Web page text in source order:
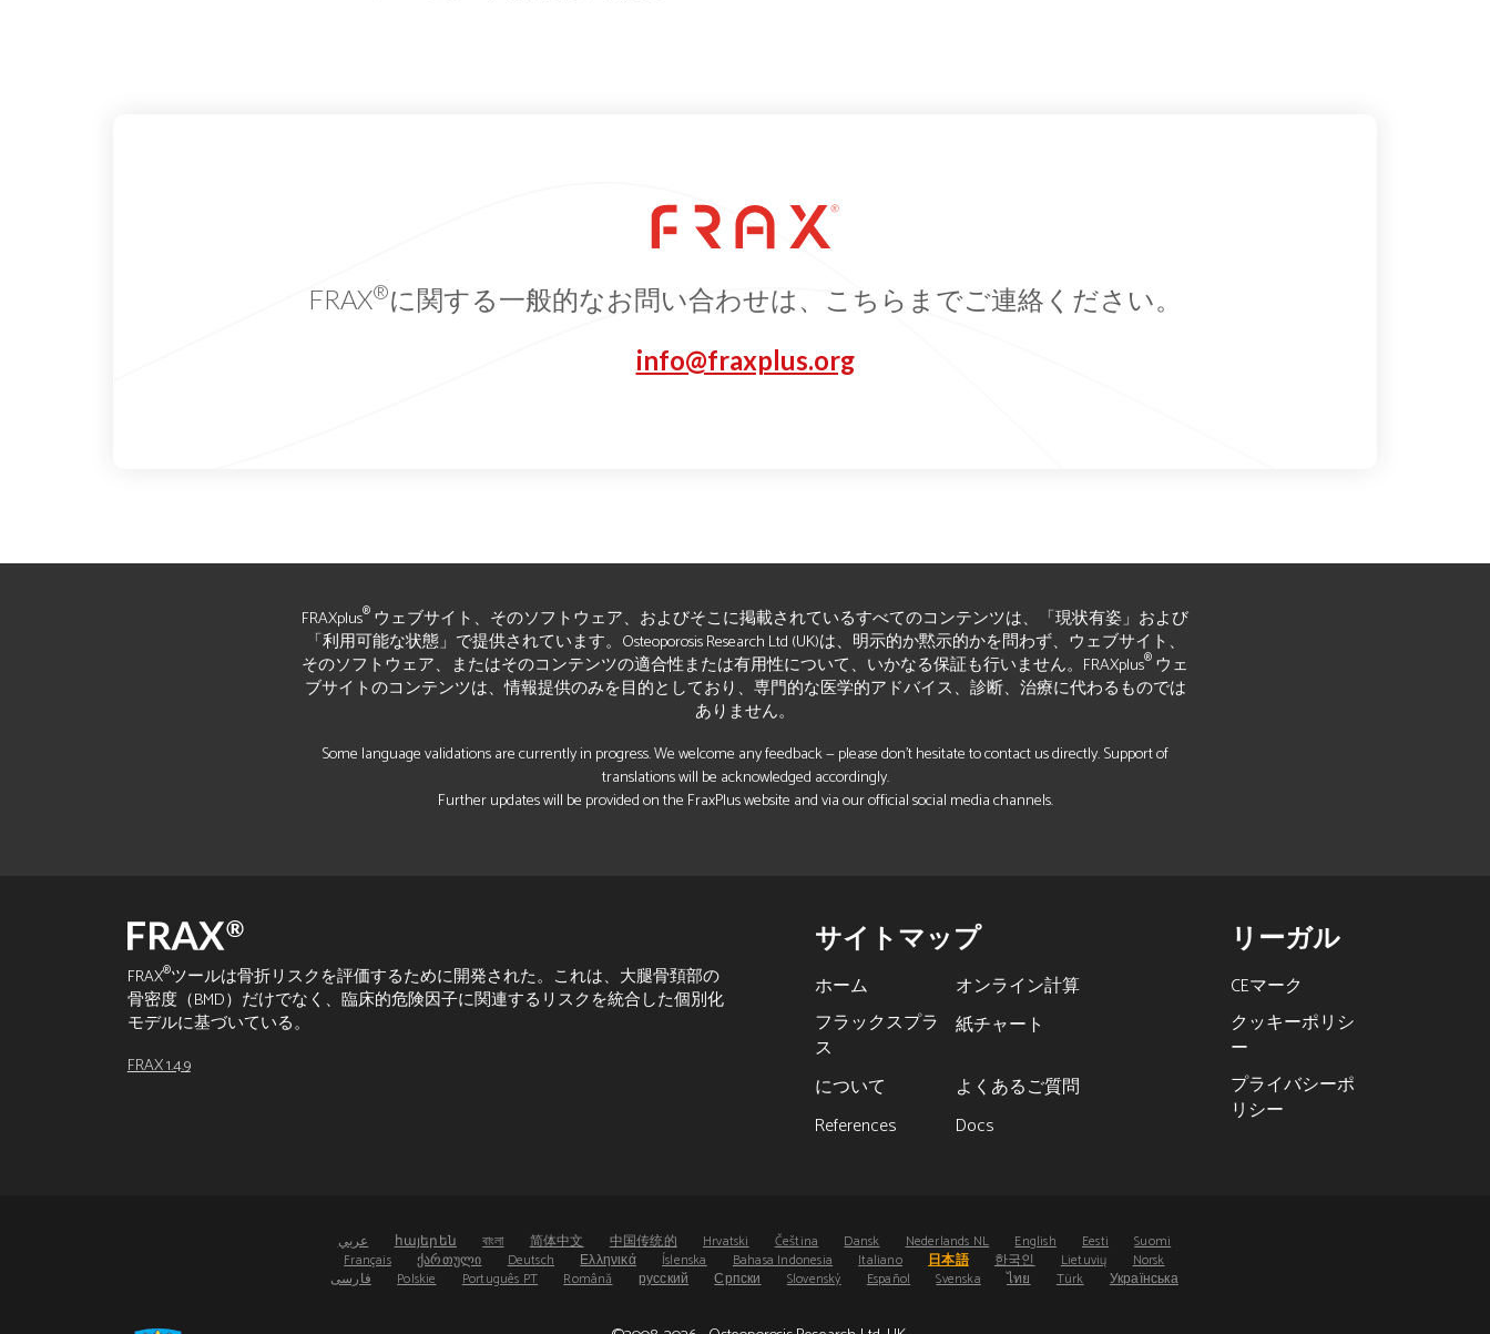
FRAX®に関する一般的なお問い合わせは、こちらまでご連絡ください。
info@fraxplus.org
FRAXplus® ウェブサイト、そのソフトウェア、およびそこに掲載されているすべてのコンテンツは、「現状有姿」および
「利用可能な状態」で提供されています。Osteoporosis Research Ltd (UK)は、明示的か黙示的かを問わず、ウェブサイト、
そのソフトウェア、またはそのコンテンツの適合性または有用性について、いかなる保証も行いません。FRAXplus® ウェ
ブサイトのコンテンツは、情報提供のみを目的としており、専門的な医学的アドバイス、診断、治療に代わるものでは
ありません。
Some language validations are currently in progress. We welcome any feedback — please don’t hesitate to contact us directly. Support of
translations will be acknowledged accordingly.
Further updates will be provided on the FraxPlus website and via our official social media channels.
FRAX®ツールは骨折リスクを評価するために開発された。これは、大腿骨頚部の
骨密度（BMD）だけでなく、臨床的危険因子に関連するリスクを統合した個別化
モデルに基づいている。
FRAX 1.4.9
サイトマップ
ホーム
オンライン計算
フラックスプラ
ス
紙チャート
について
よくあるご質問
References
Docs
リーガル
CEマーク
クッキーポリシ
ー
プライバシーポ
リシー
عربي հայերեն বাংলা 简体中文 中国传统的 Hrvatski Čeština Dansk Nederlands NL English Eesti
Suomi
Français
ქართული Deutsch Ελληνικά Íslenska Bahasa Indonesia Italiano 日本語 한국인 Lietuvių
Norsk
فارسی
Polskie Português PT Română русский Српски Slovenský Español Svenska ไทย Türk Українська